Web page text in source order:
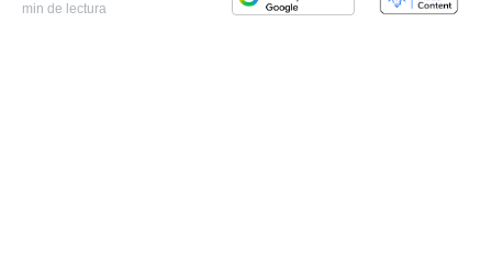
min de lectura